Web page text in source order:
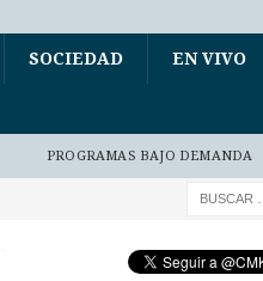
SOCIEDAD EN VIVO
PROGRAMAS BAJO DEMANDA